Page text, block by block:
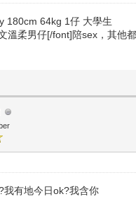
180cm 64kg 1仔 大學生
溫柔男仔[/font]陪sex，其他
有地今日ok?我含你